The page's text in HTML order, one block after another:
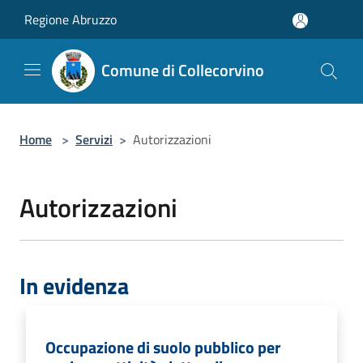
Regione Abruzzo
Comune di Collecorvino
Home > Servizi > Autorizzazioni
Autorizzazioni
In evidenza
Occupazione di suolo pubblico per